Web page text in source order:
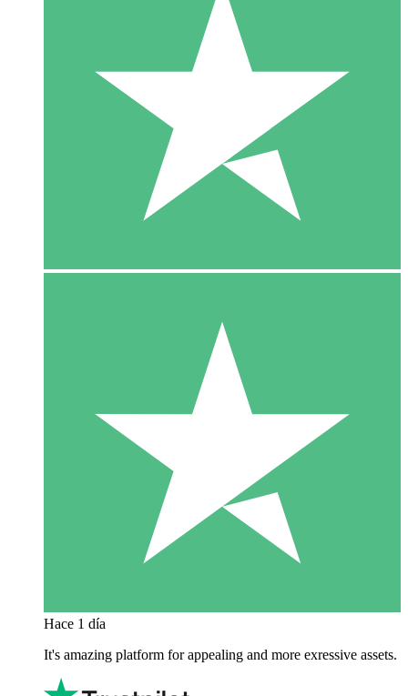
Hace 1 día
It's amazing platform for appealing and more exressive assets.